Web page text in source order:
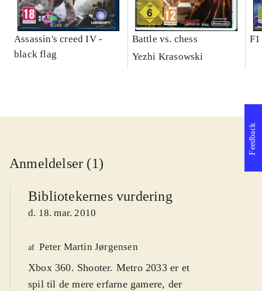
Assassin's creed IV -
black flag
Battle vs. chess
Yezhi Krasowski
Anmeldelser (1)
Bibliotekernes vurdering
d. 18. mar. 2010
af Peter Martin Jørgensen
Xbox 360. Shooter. Metro 2033 er et
spil til de mere erfarne gamere, der
Feedback